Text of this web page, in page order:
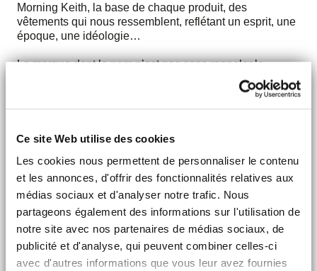
Ce site Web utilise des cookies
Les cookies nous permettent de personnaliser le contenu
et les annonces, d'offrir des fonctionnalités relatives aux
médias sociaux et d'analyser notre trafic. Nous
partageons également des informations sur l'utilisation de
notre site avec nos partenaires de médias sociaux, de
publicité et d'analyse, qui peuvent combiner celles-ci
avec d'autres informations que vous leur avez fournies
Morning Keith, la base de chaque produit, des
vêtements qui nous ressemblent, reflétant un esprit, une
époque, une idéologie…
La marque dont le nom n’est pas sans rappeler le
guitariste des Rolling Stones et le film Good Morning
England de Richard Curtis, est comme eux : libre et
impertinente.
ces hommes et femmes que nous avons admirés et qui,
travers elle, nous voulons donc réunir des personnes qui
veulent s’habiller tout en exprimant leurs influences.
Basée à Paris, Good Morning Keith privilégie la qualité
des vêtements, tout en les proposant à des prix
accessibles. C’est pourquoi les articles sont
exclusivement disponibles sur le site sans
intermédiaires.